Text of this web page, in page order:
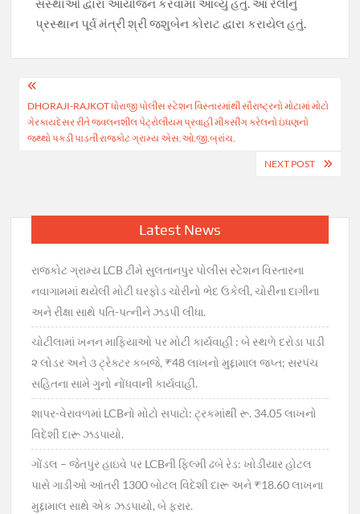
સસ્થાઓ દ્વારા આયોજન કરવામાં આવ્યું હતું. આ રેલીનું
પ્રસ્થાન પૂર્વ મંત્રી શ્રી જશુબેન કોરાટ દ્વારા કરાયેલ હતું.
Post
navigation
DHORAJI-RAJKOT ધોરાજી પોલીસ સ્ટેશન વિસ્તારમાંથી સૌરાષ્ટ્રનો મોટામાં મોટો
ગેરકાયદેસર રીતે જવલનશીલ પેટ્રોલીયમ પ્રવાહી મીકસીંગ કરેલનો ઇંધણનો
જથ્થો પકડી પાડતી રાજકોટ ગ્રામ્ય એસ.ઓ.જી.બ્રાંચ.
NEXT POST
Latest News
રાજકોટ ગ્રામ્ય LCB ટીમે સુલતાનપુર પોલીસ સ્ટેશન વિસ્તારના
નવાગામમાં થયેલી મોટી ઘરફોડ ચોરીનો ભેદ ઉકેલી, ચોરીના દાગીના
અને રીક્ષા સાથે પતિ-પત્નીને ઝડપી લીધા.
ચોટીલામાં ખનન માફિયાઓ પર મોટી કાર્યવાહી : બે સ્થળે દરોડા પાડી
૨ લોડર અને ૩ ટ્રેક્ટર કબજે, ₹48 લાખનો મુદ્દામાલ જપ્ત; સરપંચ
સહિતના સામે ગુનો નોંધવાની કાર્યવાહી.
શાપર-વેરાવળમાં LCBનો મોટો સપાટો: ટ્રકમાંથી રૂ. 34.05 લાખનો
વિદેશી દારૂ ઝડપાયો.
ગોંડલ – જેતપુર હાઇવે પર LCBની ફિલ્મી ઢબે રેડ: ખોડીયાર હોટલ
પાસે ગાડીઓ આંતરી 1300 બોટલ વિદેશી દારૂ અને ₹18.60 લાખના
મુદ્દામાલ સાથે એક ઝડપાયો, બે ફરાર.